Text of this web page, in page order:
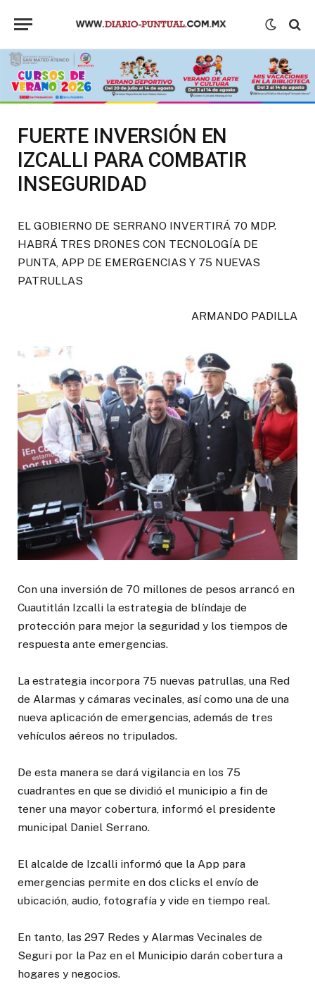
FUERTE INVERSIÓN EN
IZCALLI PARA COMBATIR
INSEGURIDAD
EL GOBIERNO DE SERRANO INVERTIRÁ 70 MDP.
HABRÁ TRES DRONES CON TECNOLOGÍA DE
PUNTA, APP DE EMERGENCIAS Y 75 NUEVAS
PATRULLAS
ARMANDO PADILLA
Con una inversión de 70 millones de pesos arrancó en
Cuautitlán Izcalli la estrategia de blíndaje de
protección para mejor la seguridad y los tiempos de
respuesta ante emergencias.
La estrategia incorpora 75 nuevas patrullas, una Red
de Alarmas y cámaras vecinales, así como una de una
nueva aplicación de emergencias, además de tres
vehículos aéreos no tripulados.
De esta manera se dará vigilancia en los 75
cuadrantes en que se dividió el municipio a fin de
tener una mayor cobertura, informó el presidente
municipal Daniel Serrano.
El alcalde de Izcalli informó que la App para
emergencias permite en dos clicks el envío de
ubicación, audio, fotografía y vide en tiempo real.
En tanto, las 297 Redes y Alarmas Vecinales de
Seguri por la Paz en el Municipio darán cobertura a
hogares y negocios.